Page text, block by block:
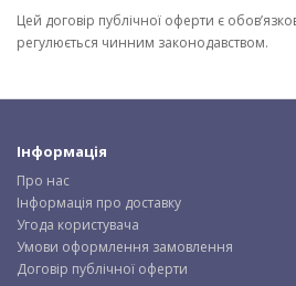
Цей договір публічної оферти є
регулюється чинним законодавством.
Інформація
Про нас
Інформація про доставку
Угода користувача
Умови оформлення замовлення
Договір публічної оферти